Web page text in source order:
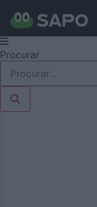
Pular
para
conteúdo
Procurar